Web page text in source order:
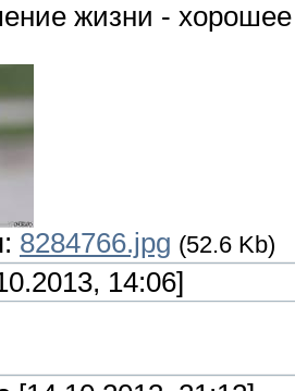
жизни - хорошее
8284766.jpg (52.6 Kb)
14:06]